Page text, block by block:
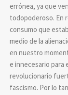
errónea, ya que
todopoderoso. En
consumo que
medio de la
en nuestro
e innecesario para
revolucionario
fascismo. Por lo